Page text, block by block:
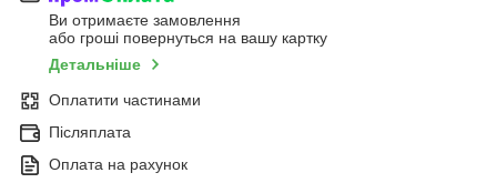
Ви отримаєте замовлення
або гроші повернуться на вашу картку
Детальніше
Оплатити частинами
Післяплата
Оплата на рахунок